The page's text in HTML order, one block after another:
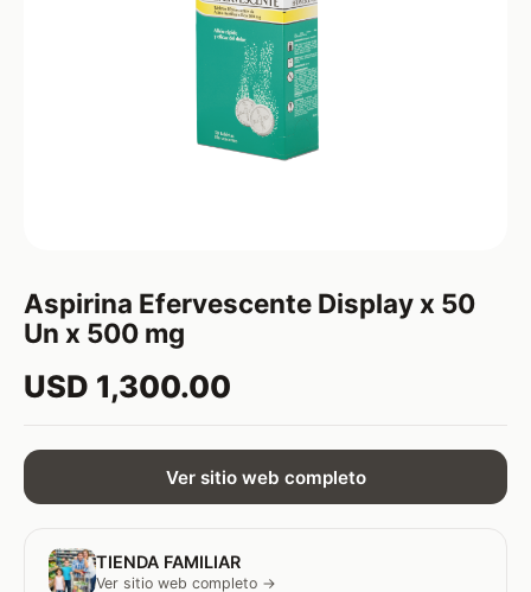
Aspirina Efervescente Display x 50
Un x 500 mg
USD 1,300.00
Ver sitio web completo
TIENDA FAMILIAR
Ver sitio web completo →